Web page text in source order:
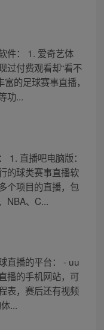
件： 1. 爱奇艺体
过付费观看却“看不
的足球赛事直播，
功...
1. 直播吧电脑版：
的球类赛事直播软
个项目的直播，包
NBA、C...
直播的平台： - uu
播的手机网站，可
表，赛后还有视频
...